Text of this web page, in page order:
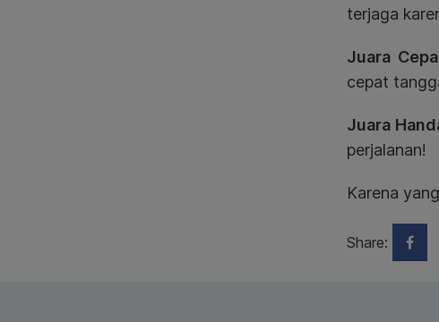
terjaga
Juara
cepat
Juara
perjalanan!
Karena
Share: